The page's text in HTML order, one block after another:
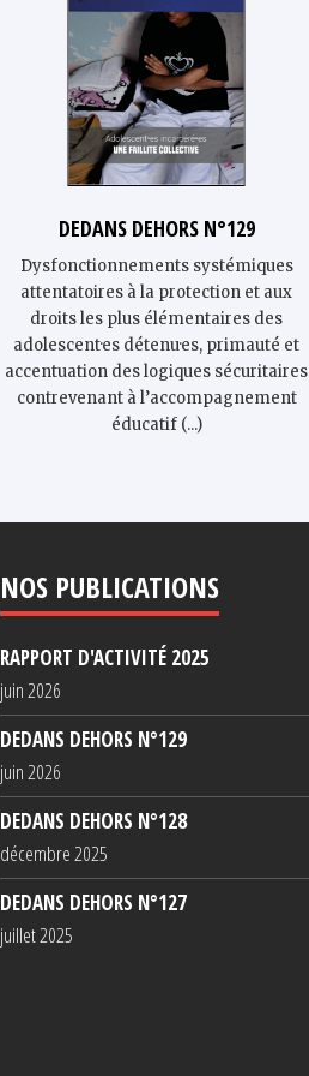
DEDANS DEHORS N°129
Dysfonctionnements systémiques
attentatoires à la protection et aux
droits les plus élémentaires des
adolescent·es détenu·es, primauté et
accentuation des logiques sécuritaires
contrevenant à l’accompagnement
éducatif (...)
NOS PUBLICATIONS
RAPPORT D'ACTIVITÉ 2025
juin 2026
DEDANS DEHORS N°129
juin 2026
DEDANS DEHORS N°128
décembre 2025
DEDANS DEHORS N°127
juillet 2025